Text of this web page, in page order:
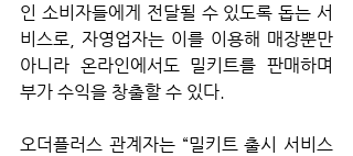
인 소비자들에게 전달될 수 있도록 돕는 서
비스로, 자영업자는 이를 이용해 매장뿐만
아니라 온라인에서도 밀키트를 판매하며
부가 수익을 창출할 수 있다.
오더플러스 관계자는 “밀키트 출시 서비스